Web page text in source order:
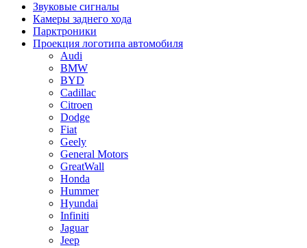
Звуковые сигналы
Камеры заднего хода
Парктроники
Проекция логотипа автомобиля
Audi
BMW
BYD
Cadillac
Citroen
Dodge
Fiat
Geely
General Motors
GreatWall
Honda
Hummer
Hyundai
Infiniti
Jaguar
Jeep